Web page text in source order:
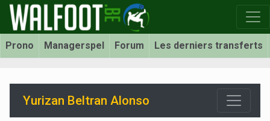
Prono Managerspel Forum Les derniers transferts
Yurizan Beltran Alonso